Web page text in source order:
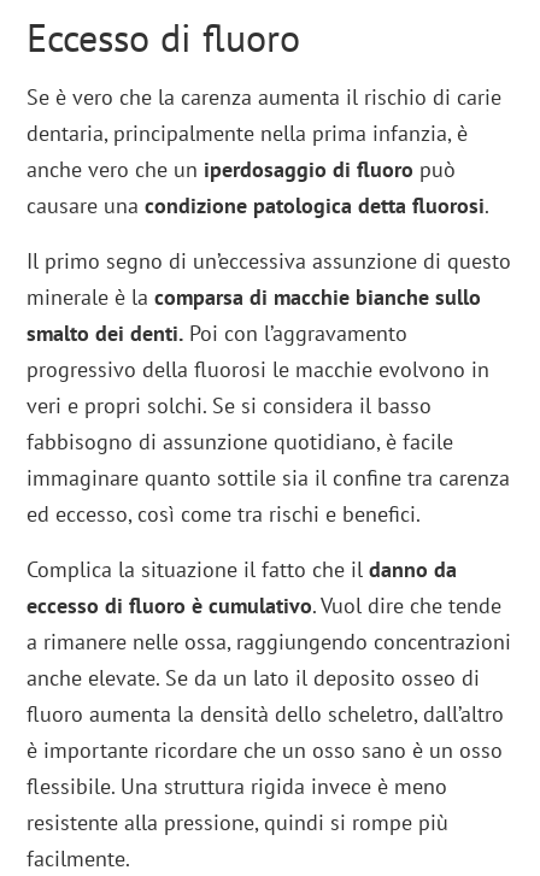
Eccesso di fluoro
Se è vero che la carenza aumenta il rischio di carie
dentaria, principalmente nella prima infanzia, è
anche vero che un iperdosaggio di fluoro può
causare unacondizione patologica detta fluorosi.
Il primo segno di un’eccessiva assunzione di questo
minerale è lacomparsa di macchie bianche sullo
smalto dei denti. Poi con l’aggravamento
progressivo della fluorosi le macchie evolvono in
veri e propri solchi. Se si considera il basso
fabbisogno di assunzione quotidiano, è facile
immaginare quanto sottile sia il confine tra carenza
ed eccesso, così come tra rischi e benefici.
Complica la situazione il fatto che ildanno da
eccesso di fluoro è cumulativo. Vuol dire che tende
a rimanere nelle ossa, raggiungendo concentrazioni
anche elevate. Se da un lato il deposito osseo di
fluoro aumenta la densità dello scheletro, dall’altro
è importante ricordare che un osso sano è un osso
flessibile. Una struttura rigida invece è meno
resistente alla pressione, quindi si rompe più
facilmente.